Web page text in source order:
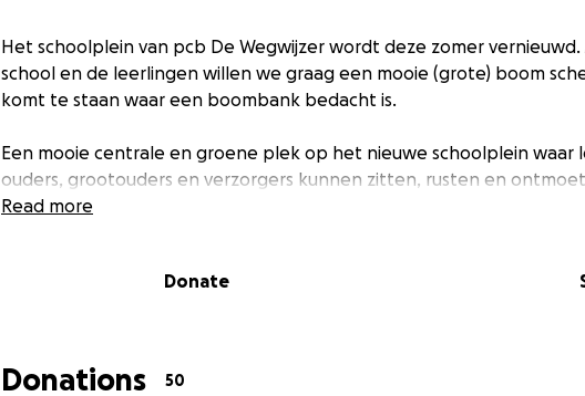
Het schoolplein van pcb De Wegwijzer wordt deze zomer vernieuwd.
school en de leerlingen willen we graag een mooie (grote) boom
komt te staan waar een boombank bedacht is.
Een mooie centrale en groene plek op het nieuwe schoolplein waar
ouders, grootouders en verzorgers kunnen zitten, rusten en
Read more
Donate
Donations 50